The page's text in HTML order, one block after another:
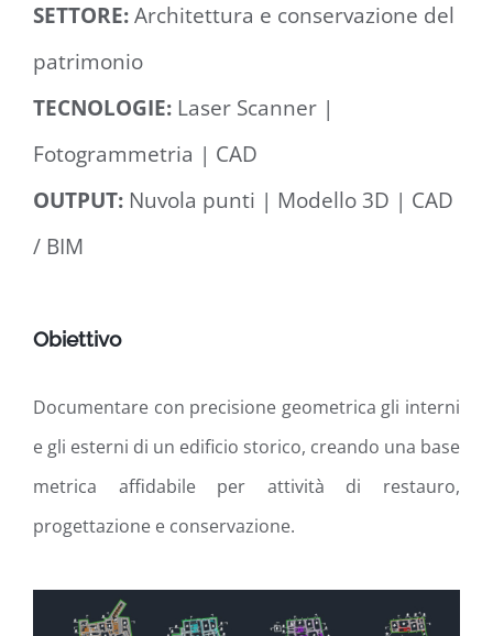
SETTORE:Architettura e conservazione del
patrimonio
TECNOLOGIE:Laser Scanner |
Fotogrammetria | CAD
OUTPUT:Nuvola punti | Modello 3D | CAD
/ BIM
Obiettivo
Documentare con precisione geometrica gli interni
e gli esterni di un edificio storico, creando una base
metrica affidabile per attività di restauro,
progettazione e conservazione.